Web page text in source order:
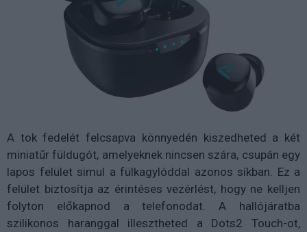
A tok fedelét felcsapva könnyedén kiszedheted a két
miniatűr füldugót, amelyeknek nincsen szára, csupán egy
lapos felület simul a fülkagylóddal azonos síkban. Ez a
felület biztosítja az érintéses vezérlést, hogy ne kelljen
folyton előkapnod a telefonodat. A hallójáratba
szilikonos haranggal illesztheted a Dots2 Touch-ot,